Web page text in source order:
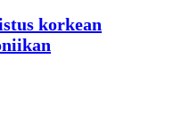
korkean